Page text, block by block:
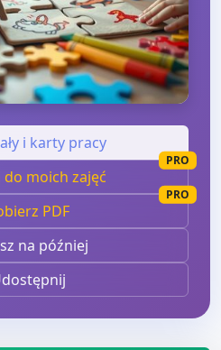
i karty pracy
do moich zajęć
PRO
PDF
PRO
na później